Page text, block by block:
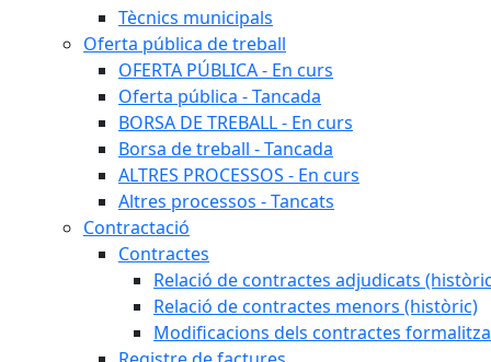
Tècnics municipals
Oferta pública de treball
OFERTA PÚBLICA - En curs
Oferta pública - Tancada
BORSA DE TREBALL - En curs
Borsa de treball - Tancada
ALTRES PROCESSOS - En curs
Altres processos - Tancats
Contractació
Contractes
Relació de contractes adjudicats
Relació de contractes menors (històric)
Modificacions dels contractes